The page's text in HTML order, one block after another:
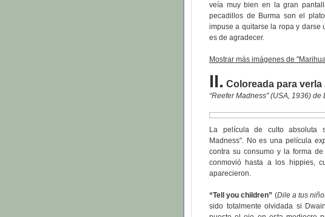
veía muy bien en la gran
pecadillos de Burma son el
impuse a quitarse la ropa y darse
es de agradecer.
Mostrar más imágenes de
II. Coloreada para verla
“Reefer Madness" (USA, 1936) de
La película de culto absoluta
Madness". No es una película
contra su consumo y la forma
conmovió hasta a los hippies,
aparecieron.
“Tell you children” (Dile a tus
sido totalmente olvidada si